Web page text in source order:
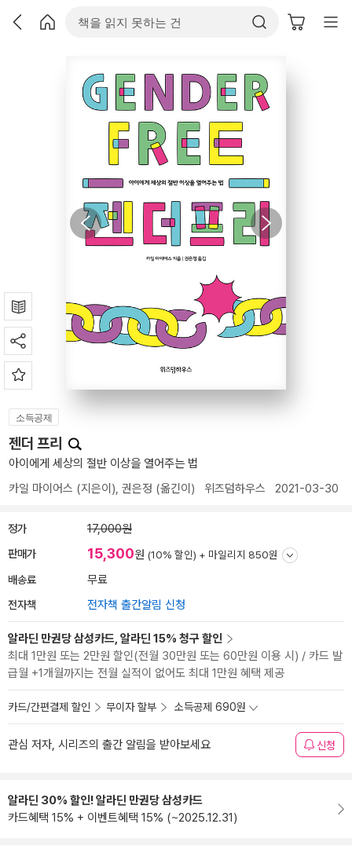
소득공제
젠더 프리
아이에게 세상의 절반 이상을 열어주는 법
카일 마이어스 (지은이), 권은정 (옮긴이) 위즈덤하우스 2021-03-30
정가 17,000원
판매가 15,300원 (10% 할인) + 마일리지 850원
배송료 무료
전자책 전자책 출간알림 신청
알라딘 만권당 삼성카드, 알라딘 15% 청구 할인
최대 1만원 또는 2만원 할인(전월 30만원 또는 60만원 이용 시) / 카드 발
급월 +1개월까지는 전월 실적이 없어도 최대 1만원 혜택 제공
카드/간편결제 할인 무이자 할부 소득공제 690원
관심 저자, 시리즈의 출간 알림을 받아보세요 신청
알라딘 30% 할인! 알라딘 만권당 삼성카드
카드혜택 15% + 이벤트혜택 15% (~2025.12.31)